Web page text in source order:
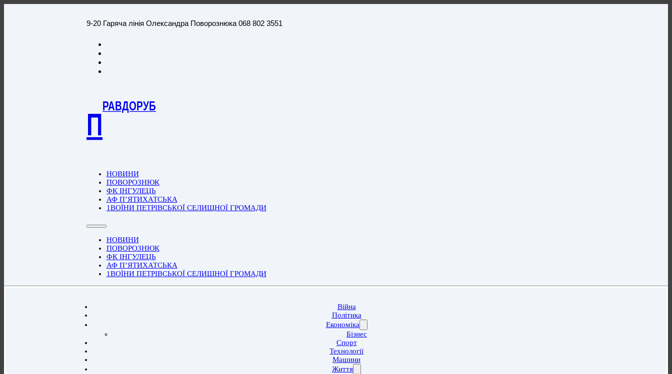
9-20 Гаряча лінія Олександра Поворознюка 068 802 3551
П
РАВДОРУБ
НОВИНИ
ПОВОРОЗНЮК
ФК ІНГУЛЕЦЬ
АФ П’ЯТИХАТСЬКА
1ВОЇНИ ПЕТРІВСЬКОЇ СЕЛИЩНОЇ ГРОМАДИ
НОВИНИ
ПОВОРОЗНЮК
ФК ІНГУЛЕЦЬ
АФ П’ЯТИХАТСЬКА
1ВОЇНИ ПЕТРІВСЬКОЇ СЕЛИЩНОЇ ГРОМАДИ
Війна
Політика
Економіка
Бізнес
Спорт
Технології
Машини
Життя